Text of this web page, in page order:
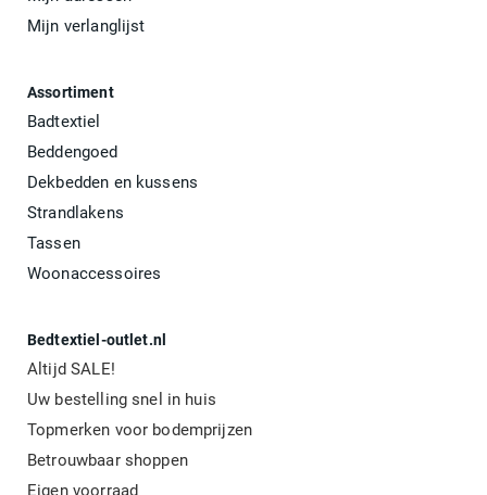
Mijn verlanglijst
Assortiment
Badtextiel
Beddengoed
Dekbedden en kussens
Strandlakens
Tassen
Woonaccessoires
Bedtextiel-outlet.nl
Altijd SALE!
Uw bestelling snel in huis
Topmerken voor bodemprijzen
Betrouwbaar shoppen
Eigen voorraad